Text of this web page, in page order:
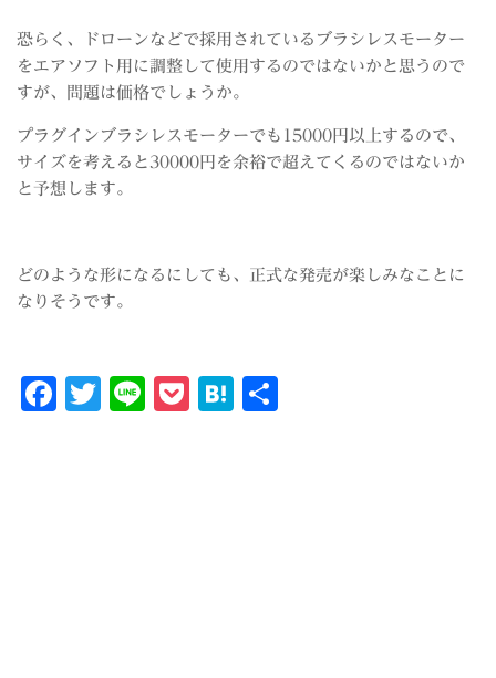
恐らく、ドローンなどで採用されているブラシレスモーター
をエアソフト用に調整して使用するのではないかと思うので
すが、問題は価格でしょうか。
プラグインブラシレスモーターでも15000円以上するので、
サイズを考えると30000円を余裕で超えてくるのではないか
と予想します。
どのような形になるにしても、正式な発売が楽しみなことに
なりそうです。
Facebook
Twitter
LinePocketHatena